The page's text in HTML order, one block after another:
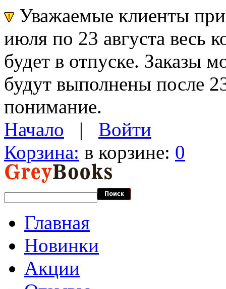
Уважаемые клиенты
июля по 23 августа весь
будет в отпуске. Заказы
будут выполнены после
понимание.
Начало | Войти
Корзина: в корзине: 0
Главная
Новинки
Акции